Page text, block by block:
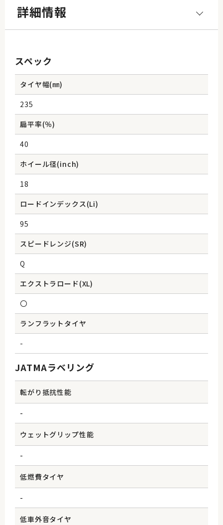
詳細情報
スペック
タイヤ幅(㎜)
235
扁平率(％)
40
ホイール径(inch)
18
ロードインデックス(Li)
95
スピードレンジ(SR)
Q
エクストラロード(XL)
〇
ランフラットタイヤ
-
JATMAラベリング
転がり抵抗性能
-
ウェットグリップ性能
-
低燃費タイヤ
-
低車外音タイヤ